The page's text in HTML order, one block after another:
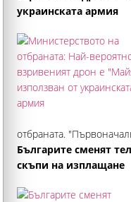
украинската армия
отбраната.
че се касае за дрон-
широко от украинските
Българите сменят
скъпи на изплащане